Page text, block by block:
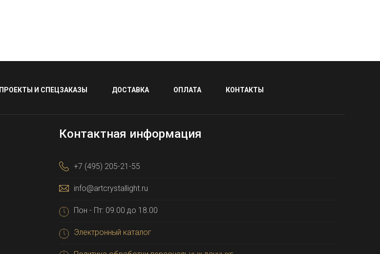
ПРОЕКТЫ И СПЕЦЗАКАЗЫ ДОСТАВКА ОПЛАТА КОНТАКТЫ
Контактная информация
+7 (495) 205-21-55
info@artcrystallight.ru
Пон - Пт: 09.00 до 18.00
Электронный каталог